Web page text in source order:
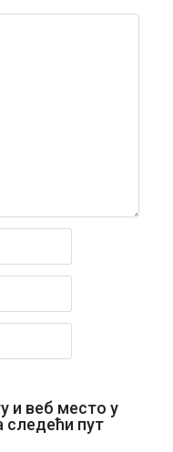
и веб место у
следећи пут